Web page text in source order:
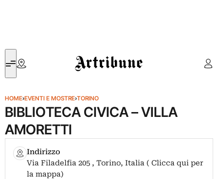
Artribune
HOME›EVENTI E MOSTRE›TORINO
BIBLIOTECA CIVICA – VILLA
AMORETTI
Indirizzo
Via Filadelfia 205 , Torino, Italia ( Clicca qui per
la mappa)